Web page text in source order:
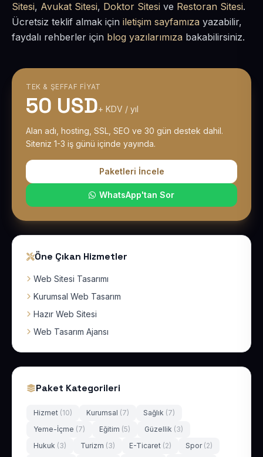
Sitesi, Avukat Sitesi, Doktor Sitesi ve Restoran Sitesi.
Ücretsiz teklif almak için iletişim sayfamıza yazabilir,
faydalı rehberler için blog yazılarımıza bakabilirsiniz.
TEK & ŞEFFAF FIYAT
50 USD+ KDV / yıl
Alan adı, hosting, SSL, SEO ve 30 gün destek dahil.
Siteniz 1-3 iş günü içinde yayında.
Paketleri İncele
WhatsApp'tan Sor
Öne Çıkan Hizmetler
Web Sitesi Tasarımı
Kurumsal Web Tasarım
Hazır Web Sitesi
Web Tasarım Ajansı
Paket Kategorileri
Hizmet (10) Kurumsal (7) Sağlık (7)
Yeme-İçme (7) Eğitim (5) Güzellik (3)
Hukuk (3) Turizm (3) E-Ticaret (2) Spor (2)